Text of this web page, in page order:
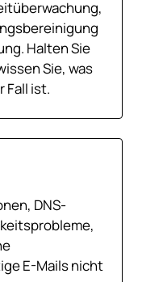
Halten Sie
Sie, was
Fall ist.
DNS-
E-Mails nicht